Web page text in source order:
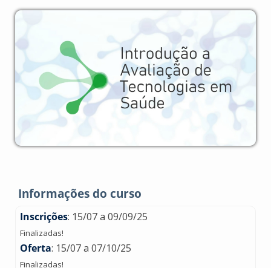
Informações do curso
Inscrições: 15/07 a 09/09/25
Finalizadas!
Oferta: 15/07 a 07/10/25
Finalizadas!